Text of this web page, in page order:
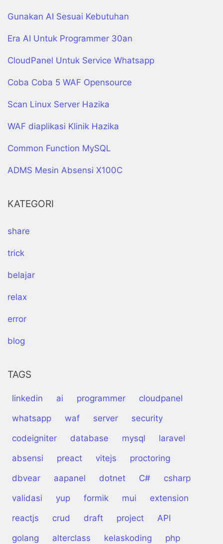
Gunakan AI Sesuai Kebutuhan
Era AI Untuk Programmer 30an
CloudPanel Untuk Service Whatsapp
Coba Coba 5 WAF Opensource
Scan Linux Server Hazika
WAF diaplikasi Klinik Hazika
Common Function MySQL
ADMS Mesin Absensi X100C
KATEGORI
share
trick
belajar
relax
error
blog
TAGS
linkedin ai programmer
cloudpanel
whatsapp
waf server
security
codeigniter
database mysql
laravel
absensi
preact vitejs
proctoring
dbvear
aapanel dotnet C#
csharp
validasi
yup formik mui
extension
reactjs
crud draft project
API
golang
alterclass kelaskoding
php